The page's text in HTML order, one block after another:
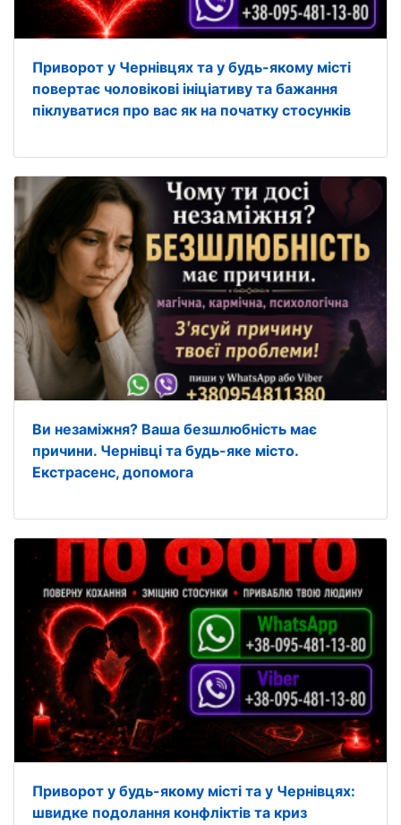
Приворот у Чернівцях та у будь-якому місті
повертає чоловікові ініціативу та бажання
піклуватися про вас як на початку стосунків
Ви незаміжня? Ваша безшлюбність має
причини. Чернівці та будь-яке місто.
Екстрасенс, допомога
Приворот у будь-якому місті та у Чернівцях:
швидке подолання конфліктів та криз